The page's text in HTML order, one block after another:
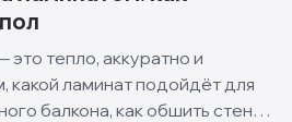
тепло, аккуратно и
какой ламинат подойдёт для
балкона, как обшить стены